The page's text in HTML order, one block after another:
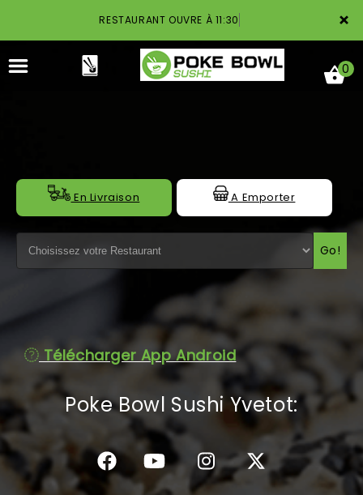
×
RESTAURANT OUVRE À 11:30
ACCUEIL
LA CARTE
MENTIONS LÉGALES
C.G.V
0
En Livraison A Emporter
Go!
Télécharger App Android
Poke Bowl Sushi Yvetot: